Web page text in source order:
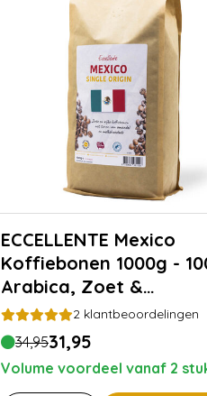
ECCELLENTE Mexico
Koffiebonen 1000g -
Arabica, Zoet &
Toegankelijk
2 klantbeoordelingen
34,9531,95
Volume voordeel vanaf 2